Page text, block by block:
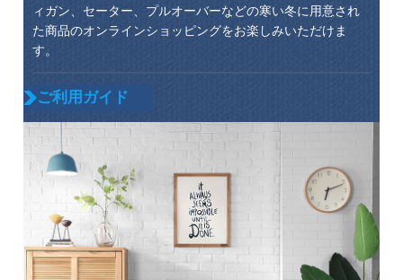
ィガン、セーター、プルオーバーなどの寒い冬に用意され
た商品のオンラインショッピングをお楽しみいただけま
す。
ご利用ガイド